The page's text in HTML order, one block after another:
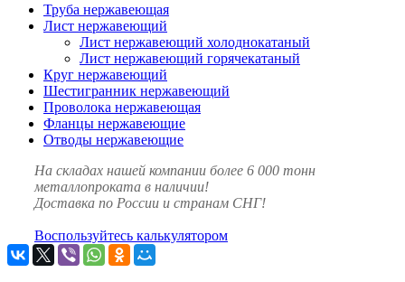
Труба нержавеющая
Лист нержавеющий
Лист нержавеющий холоднокатаный
Лист нержавеющий горячекатаный
Круг нержавеющий
Шестигранник нержавеющий
Проволока нержавеющая
Фланцы нержавеющие
Отводы нержавеющие
На складах нашей компании более 6 000 тонн
металлопроката в наличии!
Доставка по России и странам СНГ!
Воспользуйтесь калькулятором